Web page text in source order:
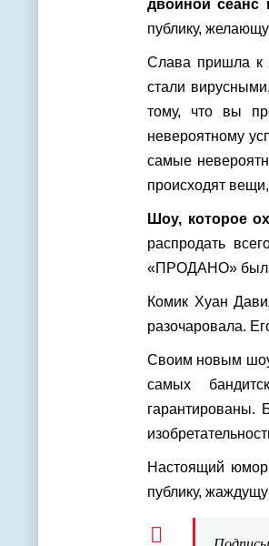
двойной сеанс
публику,
Слава пришла к
стали
тому, что вы
невероятному
самые
происходят
Шоу, которое
распродать
«ПРОДАНО» была
Комик Хуан
разочаровала.
Своим новым шоу
самых
гарантированы.
Настоящий юмор
публику,